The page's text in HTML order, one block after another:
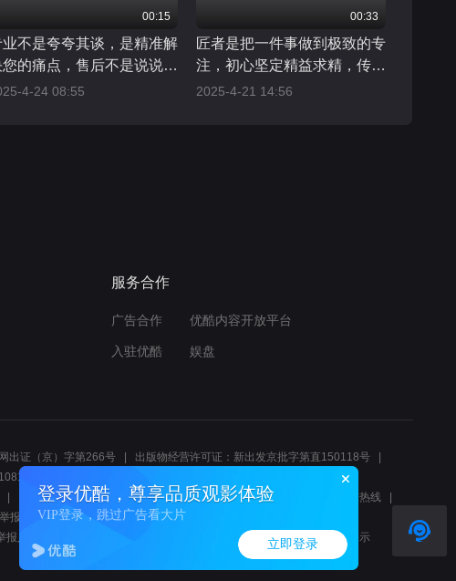
登录优酷，尊享品质观影体验
VIP登录，跳过广告看大片
立即登录
00:15
业不是夸夸其谈，是精准解
您的痛点，售后不是说说而
，每个细节都经得起推敲
4-24 08:55
00:33
匠者是把一件事做到极致的专
注，初心坚定精益求精，传承
工匠精神
2025-4-21 14:56
服务合作
广告合作 优酷内容开放平台
入驻优酷 娱盘
出证（京）字第266号
出版物经营许可证：新出发京批字第直150118号
网络110报警服务 北京互联网举报中心
北京12345文化市场举报热线
报:电话4008100580、邮箱youkujubao@service.alibaba.com
报入口 廉正举报邮箱：wenyulianzheng@alibaba-inc.com 算法公示